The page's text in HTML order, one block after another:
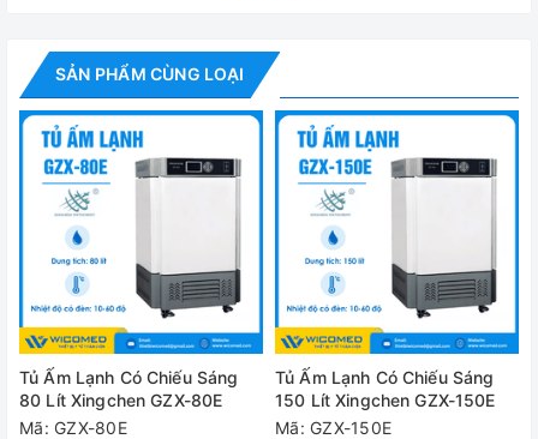
Thông số kỹ thuật
Model
Thể tích 450 lít
Buồng
Nguồn điện 220V-50Hz
Công suất 1400W
Dải nhiệt độ
Có đèn: 10 - 60 độ C
Không đèn: 5 - 60 độ C
SẢN PHẨM CÙNG LOẠI
Tủ Ấm Lạnh Có Chiếu Sáng
80 Lít Xingchen GZX-80E
Mã: GZX-80E
Tủ Ấm Lạnh Có Chiếu Sáng
150 Lít Xingchen GZX-150E
Mã: GZX-150E